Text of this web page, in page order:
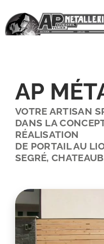
au
contenu
AP
VOTRE ARTISAN
DANS LA
RÉALISATION
DE PORTAIL AU
SEGRÉ,